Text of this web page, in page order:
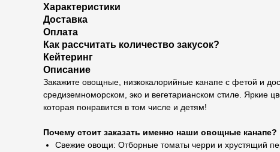
Характеристики
Доставка
Оплата
Как рассчитать количество закусок?
Кейтеринг
Описание
Закажите овощные, низкокалорийные канапе с фетой и
средиземноморском, эко и вегетарианском стиле. Яркие
которая понравится в том числе и детям!
Почему стоит заказать именно наши овощные канапе?
Свежие овощи: Отборные томаты черри и хрустящий